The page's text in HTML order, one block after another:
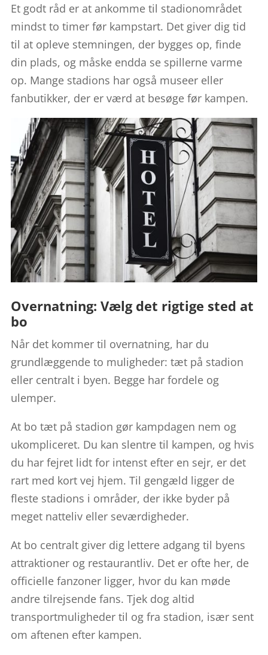
Et godt råd er at ankomme til stadionområdet
mindst to timer før kampstart. Det giver dig tid
til at opleve stemningen, der bygges op, finde
din plads, og måske endda se spillerne varme
op. Mange stadions har også museer eller
fanbutikker, der er værd at besøge før kampen.
Overnatning: Vælg det rigtige sted at
bo
Når det kommer til overnatning, har du
grundlæggende to muligheder: tæt på stadion
eller centralt i byen. Begge har fordele og
ulemper.
At bo tæt på stadion gør kampdagen nem og
ukompliceret. Du kan slentre til kampen, og hvis
du har fejret lidt for intenst efter en sejr, er det
rart med kort vej hjem. Til gengæld ligger de
fleste stadions i områder, der ikke byder på
meget natteliv eller seværdigheder.
At bo centralt giver dig lettere adgang til byens
attraktioner og restaurantliv. Det er ofte her, de
officielle fanzoner ligger, hvor du kan møde
andre tilrejsende fans. Tjek dog altid
transportmuligheder til og fra stadion, især sent
om aftenen efter kampen.